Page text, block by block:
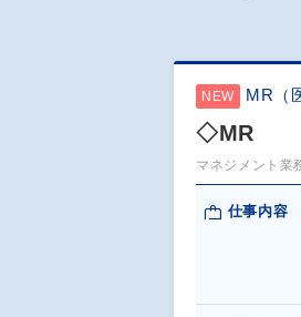
NEW MR（
◇MR
マネジメント業
仕事内容